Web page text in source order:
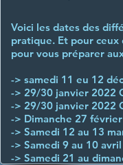
Voici les dates des
pratique. Et pour
pour vous préparer
-> samedi 11 eu 12
-> 29/30 janvier 2022
-> 29/30 janvier 2022
-> Dimanche 27
-> Samedi 12 au 13
-> Samedi 9 au 10
-> Samedi 21 au